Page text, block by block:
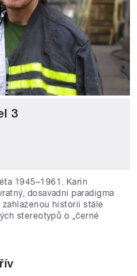
3
1945–1961. Karin
dosavadní paradigma
historii stále
stereotypů o „černé